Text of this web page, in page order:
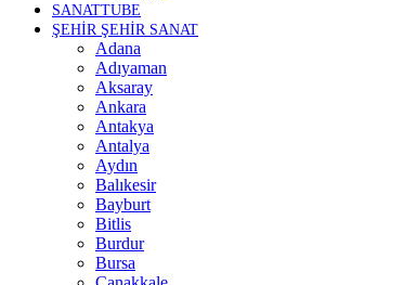
SANATTUBE
ŞEHİR ŞEHİR SANAT
Adana
Adıyaman
Aksaray
Ankara
Antakya
Antalya
Aydın
Balıkesir
Bayburt
Bitlis
Burdur
Bursa